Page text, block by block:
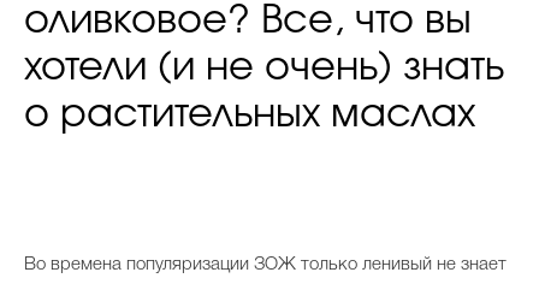
оливковое? Все, что вы
хотели (и не очень) знать
о растительных маслах
Во времена популяризации ЗОЖ только ленивый не знает